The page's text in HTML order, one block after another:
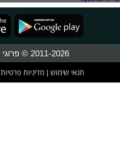
2011-2026 © פרוגי תקשורת בע"מ
תנאי שימוש מדיניות פרטיות